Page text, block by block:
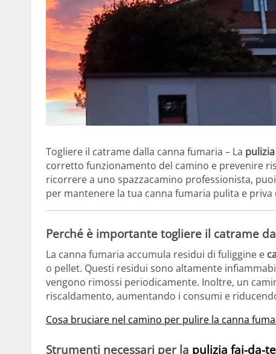
Togliere il catrame dalla canna fumaria – La
corretto funzionamento del camino e prevenire
ricorrere a uno spazzacamino professionista,
per mantenere la tua canna fumaria pulita e priva
Perché è importante togliere il catrame
La canna fumaria accumula residui di fuliggine e
o pellet. Questi residui sono altamente
vengono rimossi periodicamente. Inoltre, un
riscaldamento, aumentando i consumi e
Cosa bruciare nel camino per pulire la canna
Strumenti necessari per la pulizia fai-da-te